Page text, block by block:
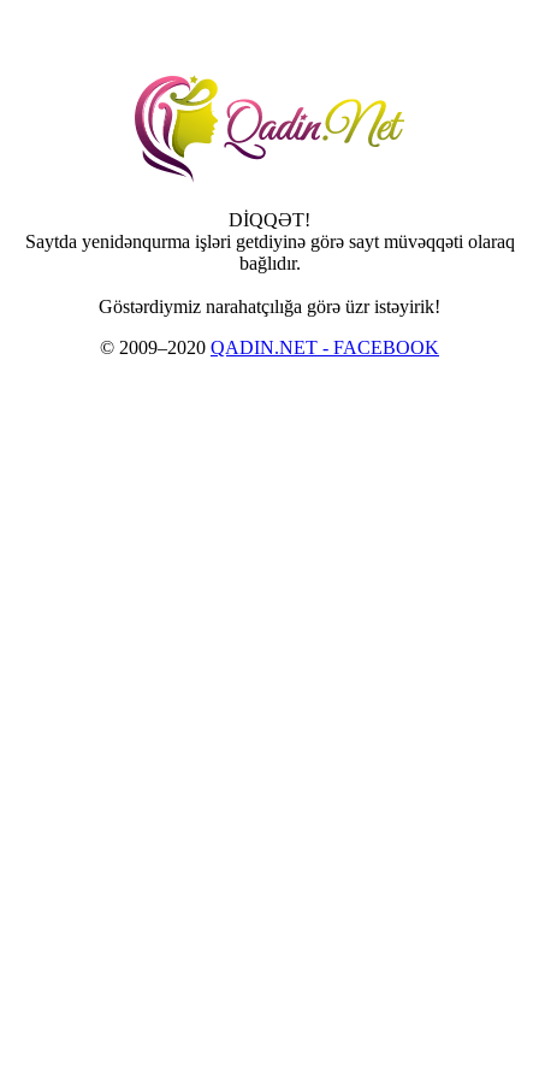
DİQQƏT!
Saytda yenidənqurma işləri getdiyinə görə sayt müvəqqəti olaraq
bağlıdır.
Göstərdiymiz narahatçılığa görə üzr istəyirik!
© 2009–2020 QADIN.NET - FACEBOOK